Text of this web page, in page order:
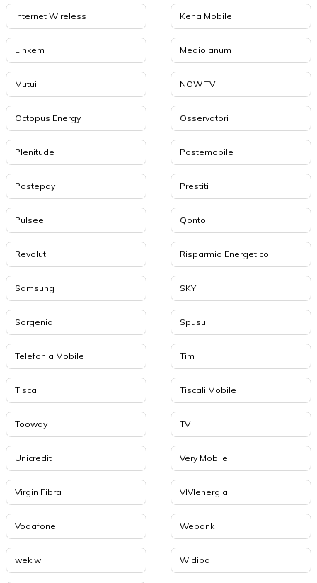
Internet Wireless Kena Mobile
Linkem Mediolanum
Mutui NOW TV
Octopus Energy Osservatori
Plenitude Postemobile
Postepay Prestiti
Pulsee Qonto
Revolut Risparmio Energetico
Samsung SKY
Sorgenia Spusu
Telefonia Mobile Tim
Tiscali Tiscali Mobile
Tooway TV
Unicredit Very Mobile
Virgin Fibra VIVIenergia
Vodafone Webank
wekiwi Widiba